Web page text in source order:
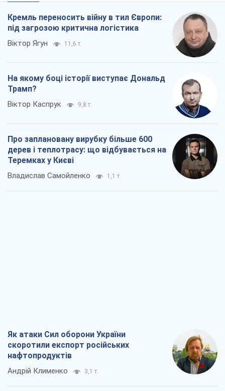
Кремль переносить війну в тил Європи:
під загрозою критична логістика
Віктор Ягун 11,6 т.
На якому боці історії виступає Дональд
Трамп?
Віктор Каспрук 9,8 т.
Про заплановану вирубку більше 600
дерев і теплотрасу: що відбувається на
Теремках у Києві
Владислав Самойленко 1,1 т.
Як атаки Сил оборони України
скоротили експорт російських
нафтопродуктів
Андрій Клименко 3,1 т.